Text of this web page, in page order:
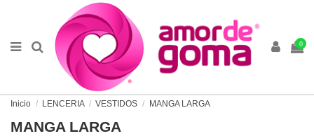
0
Inicio LENCERIA VESTIDOS MANGA LARGA
MANGA LARGA